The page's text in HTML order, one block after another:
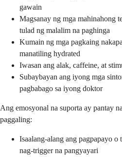
gawain
Magsanay ng mga mahinahong
tulad ng malalim na paghinga
Kumain ng mga pagkaing
manatiling hydrated
Iwasan ang alak, caffeine, at
Subaybayan ang iyong mga
pagbabago sa iyong doktor
Ang emosyonal na suporta ay pantay
paggaling:
Isaalang-alang ang pagpapayo o
nag-trigger na pangyayari